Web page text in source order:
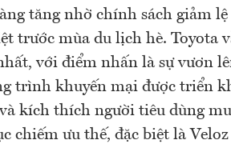
tăng nhờ chính sách giảm
trước mùa du lịch hè. Toyota
với điểm nhấn là sự vươn
trình khuyến mại được triển
kích thích người tiêu dùng
chiếm ưu thế, đặc biệt là